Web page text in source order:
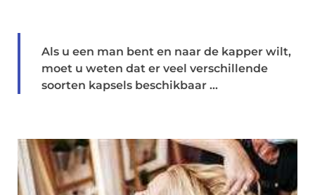
Als u een man bent en naar de kapper wilt,
moet u weten dat er veel verschillende
soorten kapsels beschikbaar ...